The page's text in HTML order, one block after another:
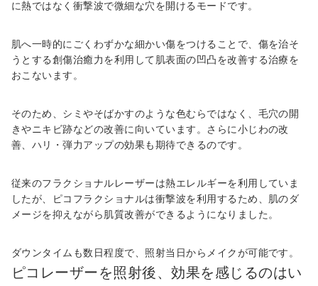
に熱ではなく衝撃波で微細な穴を開けるモードです。
肌へ一時的にごくわずかな細かい傷をつけることで、傷を治そ
うとする創傷治癒力を利用して肌表面の凹凸を改善する治療を
おこないます。
そのため、シミやそばかすのような色むらではなく、毛穴の開
きやニキビ跡などの改善に向いています。さらに小じわの改
善、ハリ・弾力アップの効果も期待できるのです。
従来のフラクショナルレーザーは熱エレルギーを利用していま
したが、ピコフラクショナルは衝撃波を利用するため、肌のダ
メージを抑えながら肌質改善ができるようになりました。
ダウンタイムも数日程度で、照射当日からメイクが可能です。
ピコレーザーを照射後、効果を感じるのはい